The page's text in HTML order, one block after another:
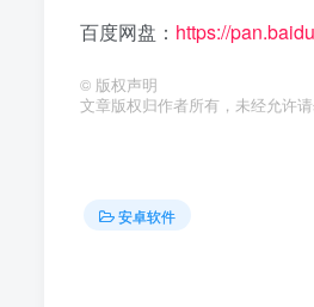
百度网盘： https://
© 版权声明
文章版权归作者所有，未经允许请
安卓软件